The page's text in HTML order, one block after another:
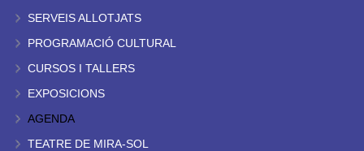
SERVEIS ALLOTJATS
PROGRAMACIÓ CULTURAL
CURSOS I TALLERS
EXPOSICIONS
AGENDA
TEATRE DE MIRA-SOL